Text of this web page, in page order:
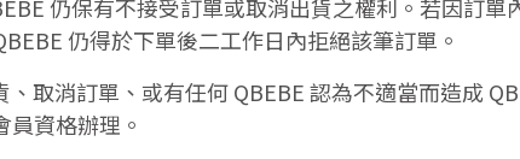
仍保有不接受訂單或取消出貨之權利。若因訂
仍得於下單後二工作日內拒絕該筆訂單。
取消訂單、或有任何 QBEBE 認為不適當而造成
資格辦理。